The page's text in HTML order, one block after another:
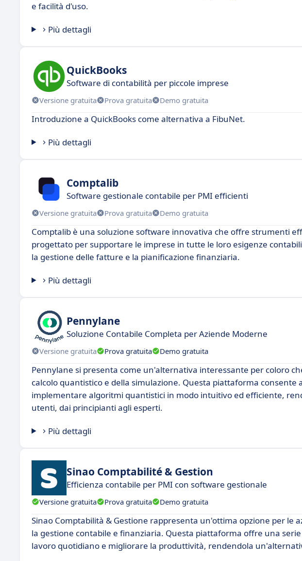
e facilità d'uso.
Più dettagli
QuickBooks
Software di contabilità per piccole imprese
Versione gratuita Prova gratuita Demo gratuita
Introduzione a QuickBooks come alternativa a FibuNet.
Più dettagli
Comptalib
Software gestionale contabile per PMI efficienti
Versione gratuita Prova gratuita Demo gratuita
Comptalib è una soluzione software innovativa che offre strumenti
progettato per supportare le imprese in tutte le loro esigenze
la gestione delle fatture e la pianificazione finanziaria.
Più dettagli
Pennylane
Soluzione Contabile Completa per Aziende Moderne
Versione gratuita Prova gratuita Demo gratuita
Pennylane si presenta come un'alternativa interessante per coloro
calcolo quantistico e della simulazione. Questa piattaforma consente
implementare algoritmi quantistici in modo intuitivo ed efficiente,
utenti, dai principianti agli esperti.
Più dettagli
Sinao Comptabilité & Gestion
Efficienza contabile per PMI con software gestionale
Versione gratuita Prova gratuita Demo gratuita
Sinao Comptabilità & Gestione rappresenta un'ottima opzione per le
la gestione contabile e finanziaria. Questa piattaforma offre una
lavoro quotidiano e migliorare la produttività, rendendola